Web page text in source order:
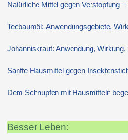
Natürliche Mittel gegen Verstopfung
Teebaumöl: Anwendungsgebiete,
Johanniskraut: Anwendung,
Sanfte Hausmittel gegen
Dem Schnupfen mit Hausmitteln
Besser Leben: